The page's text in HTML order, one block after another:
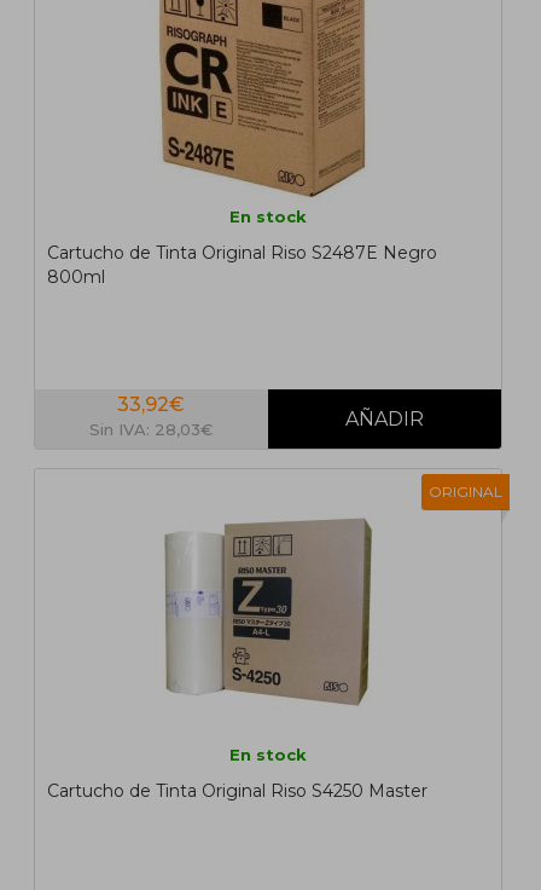
En stock
Cartucho de Tinta Original Riso S2487E Negro
800ml
33,92€
Sin IVA: 28,03€
ORIGINAL
En stock
Cartucho de Tinta Original Riso S4250 Master